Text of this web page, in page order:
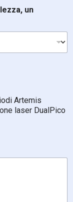
un
Artemis
laser DualPico